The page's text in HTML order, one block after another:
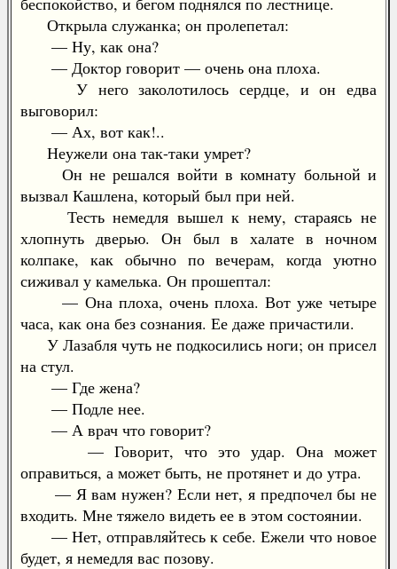
Открыла служанка; он пролепетал:
— Ну, как она?
— Доктор говорит — очень она плоха.
У него заколотилось сердце, и он едва
выговорил:
— Ах, вот как!..
Неужели она так-таки умрет?
Он не решался войти в комнату больной и
вызвал Кашлена, который был при ней.
Тесть немедля вышел к нему, стараясь не
хлопнуть дверью. Он был в халате в ночном
колпаке, как обычно по вечерам, когда уютно
сиживал у камелька. Он прошептал:
— Она плоха, очень плоха. Вот уже четыре
часа, как она без сознания. Ее даже причастили.
У Лазабля чуть не подкосились ноги; он присел
на стул.
— Где жена?
— Подле нее.
— А врач что говорит?
— Говорит, что это удар. Она может
оправиться, а может быть, не протянет и до утра.
— Я вам нужен? Если нет, я предпочел бы не
входить. Мне тяжело видеть ее в этом состоянии.
— Нет, отправляйтесь к себе. Ежели что новое
будет, я немедля вас позову.